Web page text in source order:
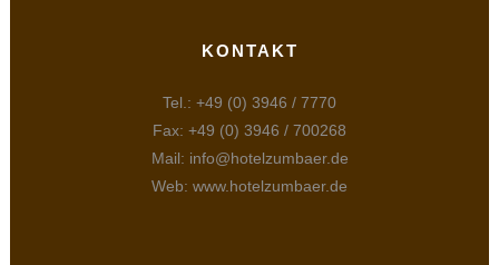
KONTAKT
Tel.: +49 (0) 3946 / 7770
Fax: +49 (0) 3946 / 700268
Mail: info@hotelzumbaer.de
Web: www.hotelzumbaer.de